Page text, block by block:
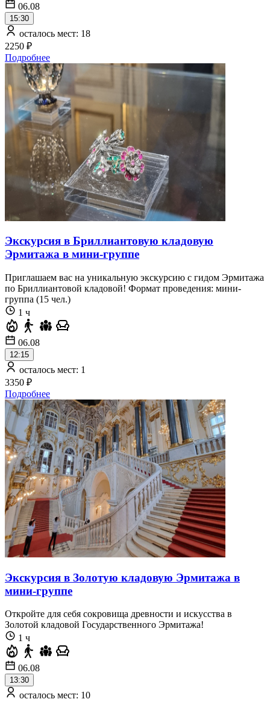
06.08
15:30
осталось мест: 18
2250 ₽
Подробнее
Экскурсия в Бриллиантовую кладовую
Эрмитажа в мини-группе
Приглашаем вас на уникальную экскурсию с гидом Эрмитажа
по Бриллиантовой кладовой! Формат проведения: мини-
группа (15 чел.)
1 ч
06.08
12:15
осталось мест: 1
3350 ₽
Подробнее
Экскурсия в Золотую кладовую Эрмитажа в
мини-группе
Откройте для себя сокровища древности и искусства в
Золотой кладовой Государственного Эрмитажа!
1 ч
06.08
13:30
осталось мест: 10